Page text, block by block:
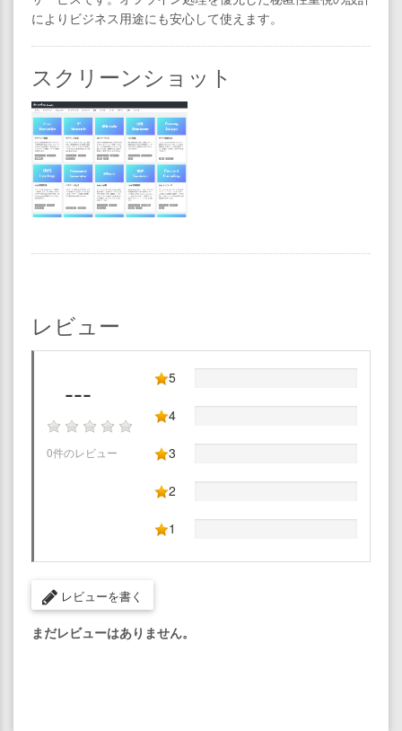
によりビジネス用途にも安心して使えます。
スクリーンショット
レビュー
---
0件のレビュー
5
4
3
2
1
レビューを書く
まだレビューはありません。